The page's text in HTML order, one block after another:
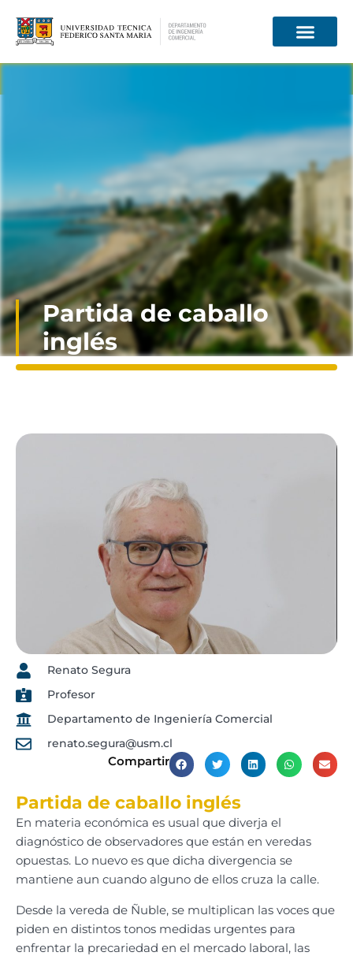
Partida de caballo
inglés
Renato Segura
Profesor
Departamento de Ingeniería Comercial
renato.segura@usm.cl
Compartir
Partida de caballo inglés
En materia económica es usual que diverja el
diagnóstico de observadores que están en veredas
opuestas. Lo nuevo es que dicha divergencia se
mantiene aun cuando alguno de ellos cruza la calle.
Desde la vereda de Ñuble, se multiplican las voces que
piden en distintos tonos medidas urgentes para
enfrentar la precariedad en el mercado laboral, las